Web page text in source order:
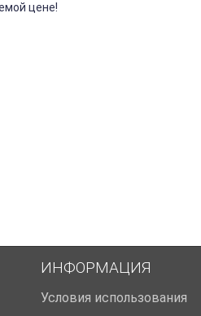
цене!
ИНФОРМАЦИЯ
Условия использования